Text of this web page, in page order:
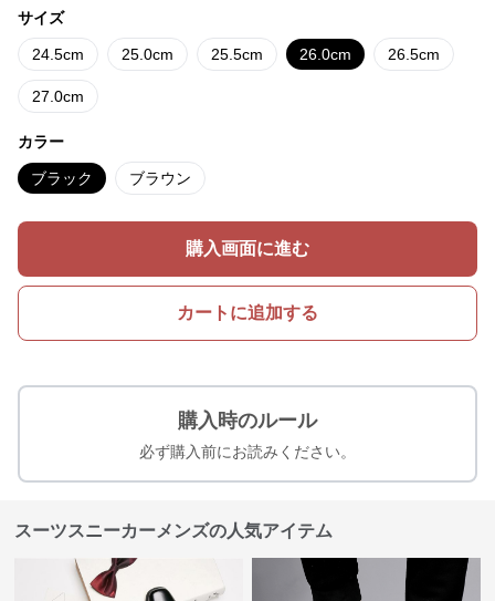
サイズ
24.5cm 25.0cm 25.5cm 26.0cm 26.5cm
27.0cm
カラー
ブラック ブラウン
購入画面に進む
カートに追加する
購入時のルール
必ず購入前にお読みください。
スーツスニーカーメンズの人気アイテム